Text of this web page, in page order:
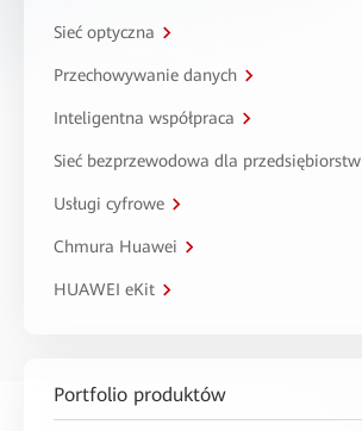
Sieć optyczna
Przechowywanie danych
Inteligentna współpraca
Sieć bezprzewodowa dla przedsiębiorstw
Usługi cyfrowe
Chmura Huawei
HUAWEI eKit
Portfolio produktów